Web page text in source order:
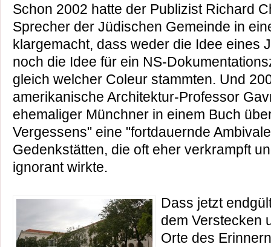
Schon 2002 hatte der Publizist Richard
Sprecher der Jüdischen Gemeinde in
klargemacht, dass weder die Idee eines
noch die Idee für ein NS-
gleich welcher Coleur stammten. Und
amerikanische Architektur-Professor
ehemaliger Münchner in einem Buch
Vergessens" eine "fortdauernde
Gedenkstätten, die oft eher verkrampft
ignorant wirkte.
Dass jetzt
dem Verstecken
Orte des